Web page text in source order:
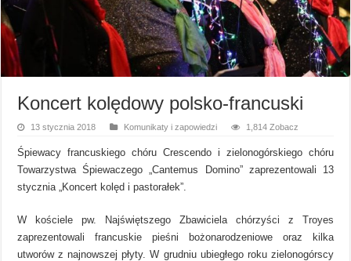
Koncert kolędowy polsko-francuski
13 stycznia 2018 Komunikaty i zapowiedzi 1,814 Zobacz
Śpiewacy francuskiego chóru Crescendo i zielonogórskiego chóru
Towarzystwa Śpiewaczego „Cantemus Domino” zaprezentowali 13
stycznia „Koncert kolęd i pastorałek”.
W kościele pw. Najświętszego Zbawiciela chórzyści z Troyes
zaprezentowali francuskie pieśni bożonarodzeniowe oraz kilka
utworów z najnowszej płyty. W grudniu ubiegłego roku zielonogórscy